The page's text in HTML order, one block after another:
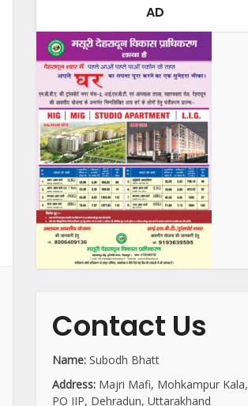
AD
Contact Us
Name: Subodh Bhatt
Address: Majri Mafi, Mohkampur Kala,
PO IIP, Dehradun, Uttarakhand